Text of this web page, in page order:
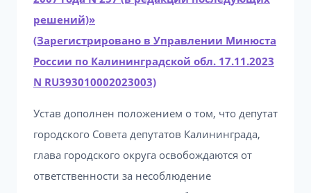
решений)»
(Зарегистрировано в Управлении Минюста
России по Калининградской обл. 17.11.2023
N RU393010002023003)
Устав дополнен положением о том, что депутат
городского Совета депутатов Калининграда,
глава городского округа освобождаются от
ответственности за несоблюдение